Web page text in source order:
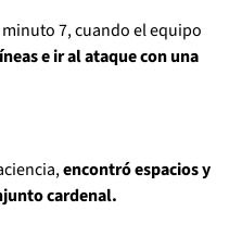
7, cuando el equipo
e ir al ataque con una
encontró espacios y
cardenal.